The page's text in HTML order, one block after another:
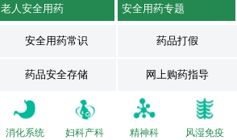
老人安全用药 安全用药专题
安全用药常识 药品打假
药品安全存储 网上购药指导
消化系统 妇科产科 精神科 风湿免疫